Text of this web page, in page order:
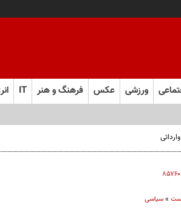
ورزشی عکس فرهنگ و هنر IT
»سیاسی